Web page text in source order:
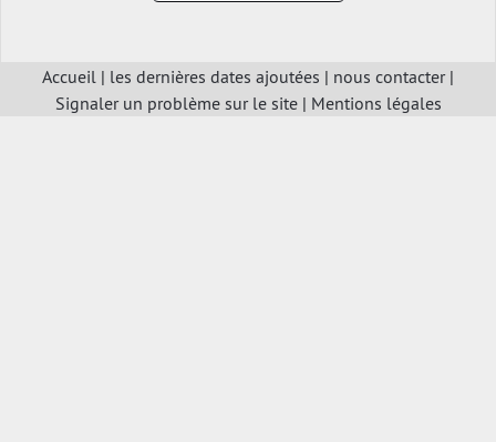
Accueil | les dernières dates ajoutées | nous contacter|
Signaler un problème sur le site| Mentions légales